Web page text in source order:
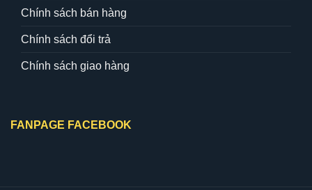
Chính sách bán hàng
Chính sách đổi trả
Chính sách giao hàng
FANPAGE FACEBOOK